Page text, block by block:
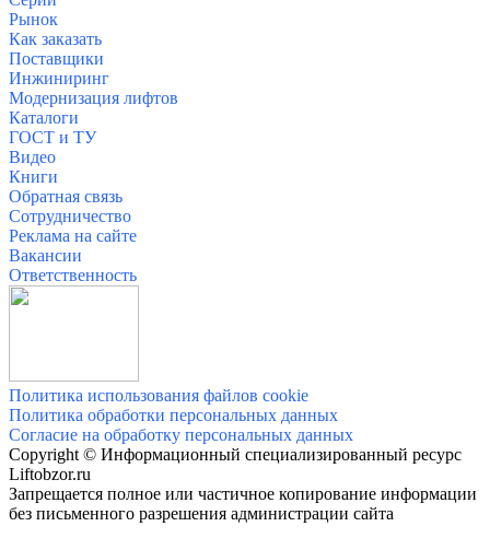
Рынок
Как заказать
Поставщики
Инжиниринг
Модернизация лифтов
Каталоги
ГОСТ и ТУ
Видео
Книги
Обратная связь
Сотрудничество
Реклама на сайте
Вакансии
Ответственность
Политика использования файлов cookie
Политика обработки персональных данных
Согласие на обработку персональных данных
Copyright © Информационный специализированный ресурс
Liftobzor.ru
Запрещается полное или частичное копирование информации
без письменного разрешения администрации сайта